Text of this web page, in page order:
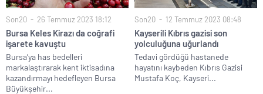
Son20 26 Temmuz 2023 18:12
Bursa Keles Kirazı da coğrafi
işarete kavuştu
Bursa’ya has bedelleri
markalaştırarak kent iktisadına
kazandırmayı hedefleyen Bursa
Büyükşehir...
Son20 12 Temmuz 2023 08:48
Kayserili Kıbrıs gazisi son
yolculuğuna uğurlandı
Tedavi gördüğü hastanede
hayatını kaybeden Kıbrıs Gazisi
Mustafa Koç, Kayseri...